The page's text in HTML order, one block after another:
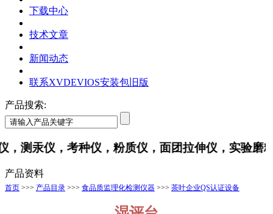
下载中心
技术文章
新闻动态
联系XVDEVIOS安装包旧版
产品搜索:
测汞仪，考种仪，粉质仪，面团拉伸仪，实验磨
产品资料
首页 >>> 产品目录 >>> 食品质监理化检测仪器 >>> 茶叶企业QS认证设备